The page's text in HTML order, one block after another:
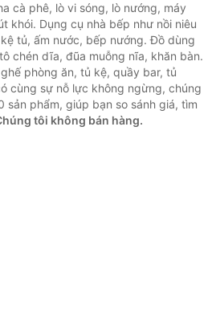
cà phê, lò vi sóng, lò nướng, máy
khói. Dụng cụ nhà bếp như nồi niêu
tủ, ấm nước, bếp nướng. Đồ dùng
chén dĩa, đũa muỗng nĩa, khăn bàn.
phòng ăn, tủ kệ, quầy bar, tủ
cùng sự nỗ lực không ngừng, chúng
phẩm, giúp bạn so sánh giá, tìm
tôi không bán hàng.